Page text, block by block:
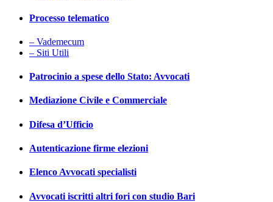
Processo telematico
– Vademecum
– Siti Utili
Patrocinio a spese dello Stato: Avvocati
Mediazione Civile e Commerciale
Difesa d’Ufficio
Autenticazione firme elezioni
Elenco Avvocati specialisti
Avvocati iscritti altri fori con studio Bari